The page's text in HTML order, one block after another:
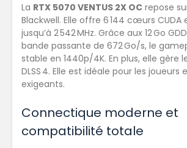
La RTX 5070 VENTUS 2X OC repose
Blackwell. Elle offre 6 144 cœurs CUDA
jusqu’à 2 542 MHz. Grâce aux 12 Go
bande passante de 672 Go/s, le
stable en 1440p/4K. En plus, elle gère
DLSS 4. Elle est idéale pour les joueurs
exigeants.
Connectique moderne et
compatibilité totale